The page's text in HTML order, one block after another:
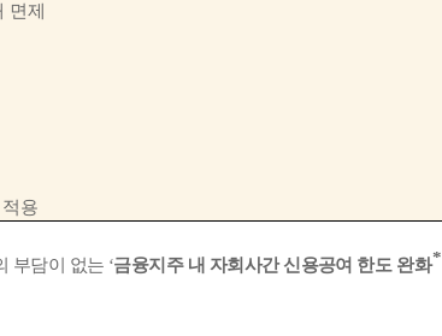
면제
용
부담이 없는 ‘금융지주 내 자회사간 신용공여 한도 완화*